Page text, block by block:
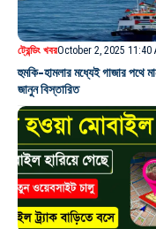
ট্রেন্ডিং খবরOctober 2, 2025 11:40
হুমকি-হামলার মধ্যেই গাজার পথে
জানুন বিস্তারিত